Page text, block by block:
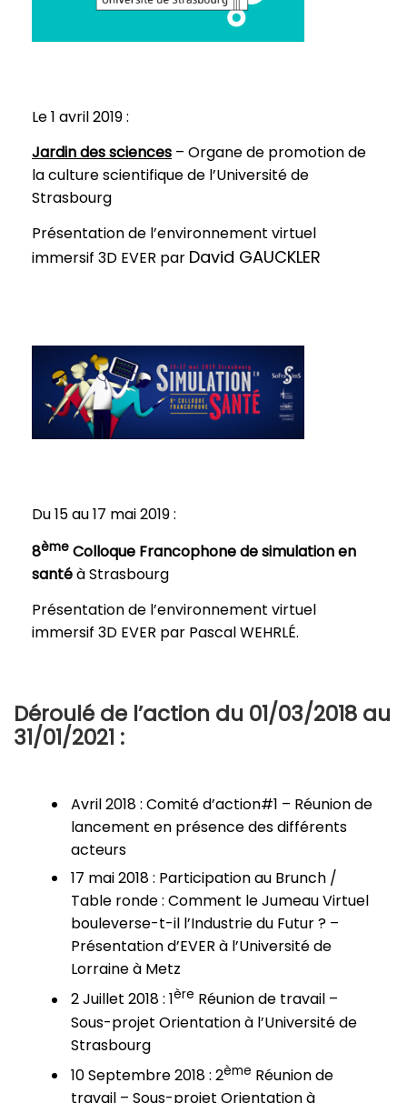
Le 1 avril 2019 :
Jardin des sciences – Organe de promotion de
la culture scientifique de l’Université de
Strasbourg
Présentation de l’environnement virtuel
immersif 3D EVER par David GAUCKLER
Du 15 au 17 mai 2019 :
8ème Colloque Francophone de simulation en
santéà Strasbourg
Présentation de l’environnement virtuel
immersif 3D EVER par Pascal WEHRLÉ.
Déroulé de l’action du 01/03/2018 au
31/01/2021 :
Avril 2018 : Comité d’action#1 – Réunion de
lancement en présence des différents
acteurs
17 mai 2018 : Participation au Brunch /
Table ronde : Comment le Jumeau Virtuel
bouleverse-t-il l’Industrie du Futur ? –
Présentation d’EVER à l’Université de
Lorraine à Metz
2 Juillet 2018 : 1ère Réunion de travail –
Sous-projet Orientation à l’Université de
Strasbourg
10 Septembre 2018 : 2ème Réunion de
travail – Sous-projet Orientation à